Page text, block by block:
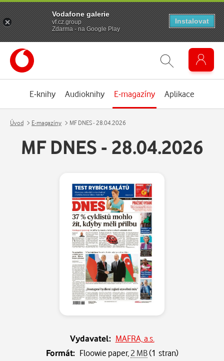
E-knihy Audioknihy E-magazíny Aplikace
Úvod E-magazíny MF DNES - 28.04.2026
MF DNES - 28.04.2026
Vydavatel: MAFRA, a.s.
Formát: Floowie paper, 2 MB(1 stran)
Vodafone galerie
vf.cz.group
Zdarma - na Google Play
Instalovat